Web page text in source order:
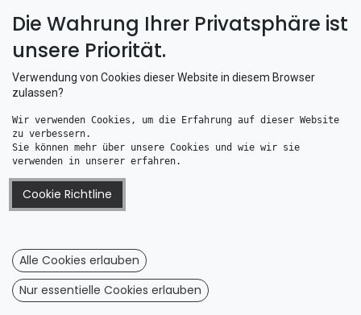
Talamex 8 x 10 m Gewebeplane / Abdeckplane mit Ösen 150g/m² weiß
102,99€
Die Wahrung Ihrer Privatsphäre ist
unsere Priorität.
Verwendung von Cookies dieser Website in diesem Browser
zulassen?
Wir verwenden Cookies, um die Erfahrung auf dieser Website
zu verbessern.
Sie können mehr über unsere Cookies und wie wir sie
verwenden in unserer erfahren.
Cookie Richtline
Alle Cookies erlauben
Nur essentielle Cookies erlauben